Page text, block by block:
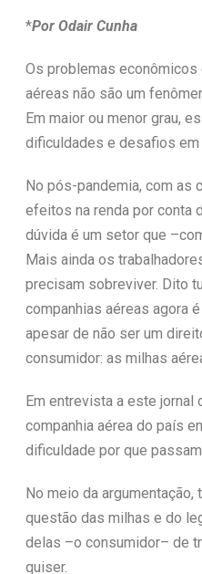
*Por Odair Cunha
Os problemas
aéreas não são um
Em maior ou menor grau,
dificuldades e desafios em
No pós-pandemia, com as
efeitos na renda por conta
dúvida é um setor que
Mais ainda os
precisam sobreviver. Dito
companhias aéreas agora
apesar de não ser um
consumidor: as milhas
Em entrevista a este jornal
companhia aérea do país
dificuldade por que
No meio da argumentação,
questão das milhas e do
delas –o consumidor– de
quiser.